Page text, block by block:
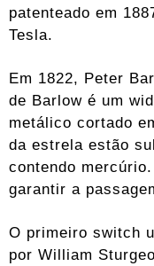
patenteado em
Tesla.
Em 1822, Peter
de Barlow é um
metálico cortado
da estrela estão
contendo
garantir a
O primeiro switch
por William